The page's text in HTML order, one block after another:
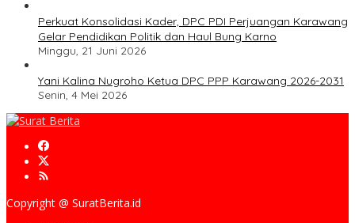
Perkuat Konsolidasi Kader, DPC PDI Perjuangan Karawang
Gelar Pendidikan Politik dan Haul Bung Karno
Minggu, 21 Juni 2026
Yani Kalina Nugroho Ketua DPC PPP Karawang 2026-2031
Senin, 4 Mei 2026
Copyright @ SuratBerita.id